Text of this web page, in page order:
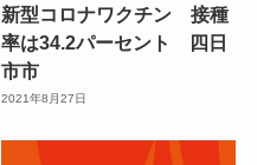
新型コロナワクチン 接種
率は34.2パーセント 四日
市市
2021年8月27日